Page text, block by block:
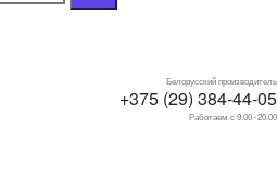
Белорусский производитель
+375 (29) 384-44-05
Работаем с 9.00 -20.00
под